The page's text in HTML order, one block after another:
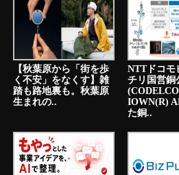
【秋葉原から「街を歩
く不安」をなくす】雑
踏も路地裏も。秋葉原
生まれの..
NTTドコモ
チリ国営銅
IOWN(R)
た銅..